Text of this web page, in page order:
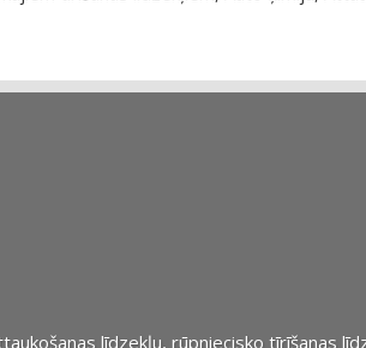
līdzekļu, rūpniecisko tīrīšanas